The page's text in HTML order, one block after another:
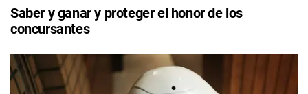
Saber y ganar y proteger el honor de los
concursantes